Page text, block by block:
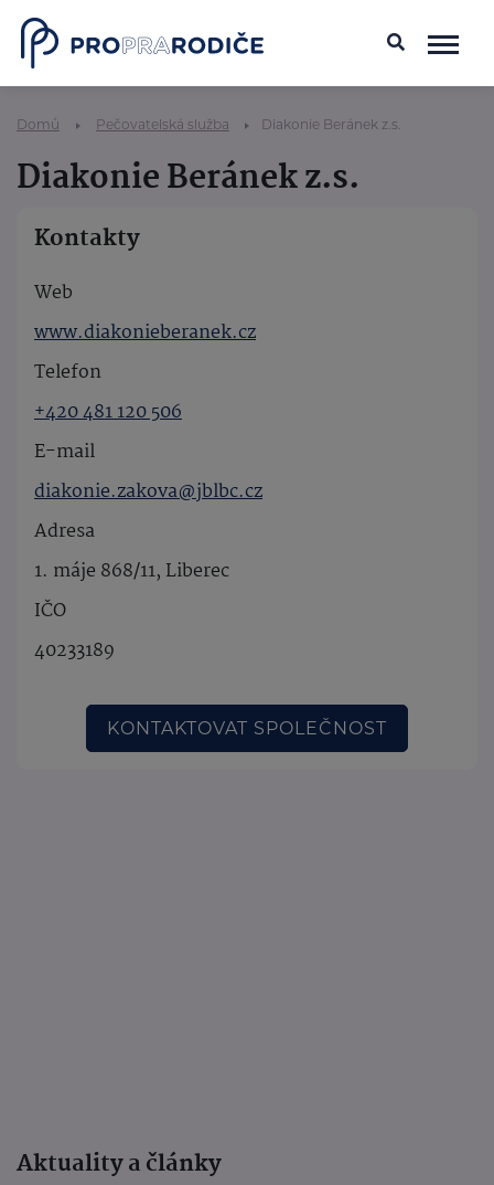
Domů Pečovatelská služba Diakonie Beránek z.s.
Diakonie Beránek z.s.
Kontakty
Web
www.diakonieberanek.cz
Telefon
+420 481 120 506
E-mail
diakonie.zakova@jblbc.cz
Adresa
1. máje 868/11, Liberec
IČO
40233189
KONTAKTOVAT SPOLEČNOST
Aktuality a články